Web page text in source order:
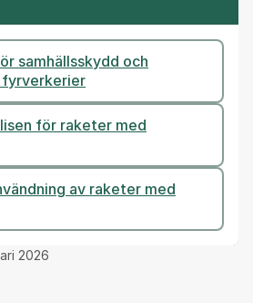
samhällsskydd och
fyrverkerier
för raketer med
av raketer med
2026